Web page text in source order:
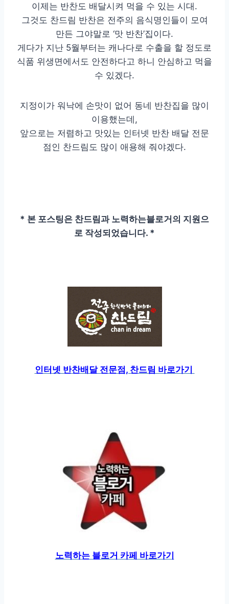
이제는 반찬도 배달시켜 먹을 수 있는 시대.
그것도 찬드림 반찬은 전주의 음식명인들이 모여
만든 그야말로 ‘맛 반찬’집이다.
게다가 지난 5월부터는 캐나다로 수출을 할 정도로
식품 위생면에서도 안전하다고 하니 안심하고 먹을
수 있겠다.
지정이가 워낙에 손맛이 없어 동네 반찬집을 많이
이용했는데,
앞으로는 저렴하고 맛있는 인터넷 반찬 배달 전문
점인 찬드림도 많이 애용해 줘야겠다.
* 본 포스팅은 찬드림과 노력하는블로거의 지원으
로 작성되었습니다. *
인터넷 반찬배달 전문점, 찬드림 바로가기
노력하는 블로거 카페 바로가기